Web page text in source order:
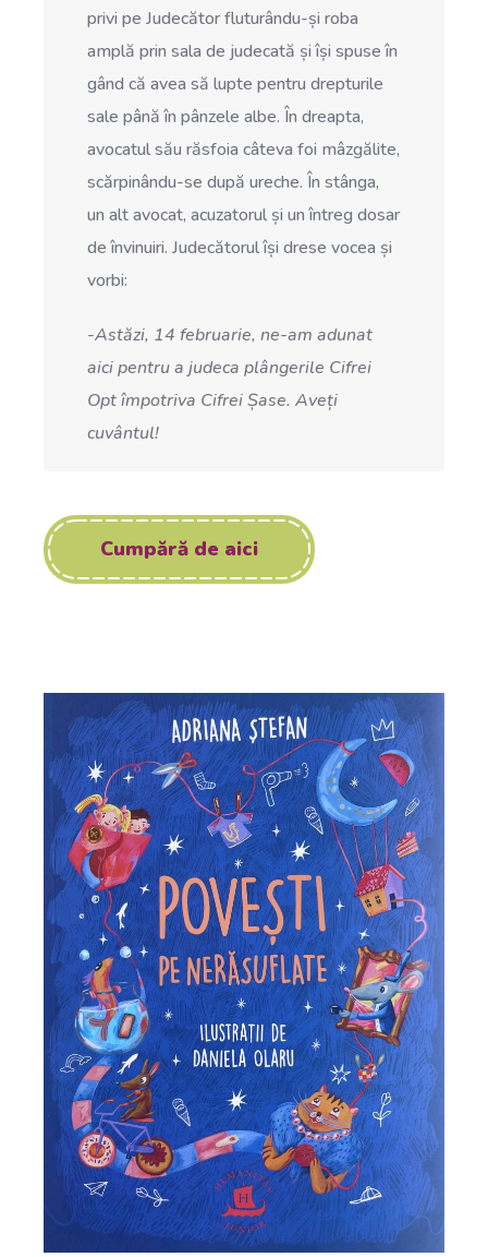
privi pe Judecător fluturându-și roba
amplă prin sala de judecată și își spuse în
gând că avea să lupte pentru drepturile
sale până în pânzele albe. În dreapta,
avocatul său răsfoia câteva foi mâzgălite,
scărpinându-se după ureche. În stânga,
un alt avocat, acuzatorul și un întreg dosar
de învinuiri. Judecătorul își drese vocea și
vorbi:
-Astăzi, 14 februarie, ne-am adunat
aici pentru a judeca plângerile Cifrei
Opt împotriva Cifrei Șase. Aveți
cuvântul!
Cumpără de aici